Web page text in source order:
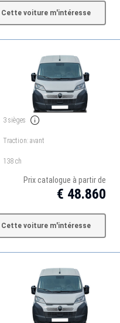
Cette voiture m'intéresse
3 sièges
Traction: avant
138 ch
Prix catalogue à partir de
€ 48.860
Cette voiture m'intéresse